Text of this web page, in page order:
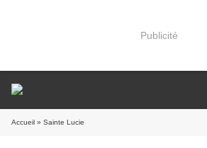
Publicité
Accueil » Sainte Lucie